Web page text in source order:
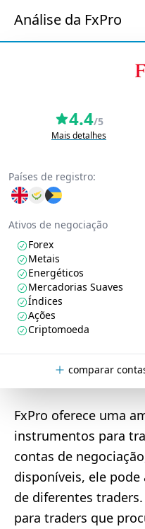
Análise da FxPro
4.4/5
Mais detalhes
Países de registro:
Ativos de negociação
Forex
Metais
Energéticos
Mercadorias Suaves
Índices
Ações
Criptomoeda
comparar
FxPro oferece uma
instrumentos para
contas de
disponíveis, ele pode
de diferentes
para traders que